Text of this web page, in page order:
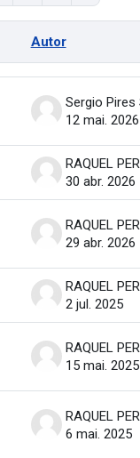
Autor
12 mai. 2026
30 abr. 2026
29 abr. 2026
2 jul. 2025
15 mai. 2025
6 mai. 2025